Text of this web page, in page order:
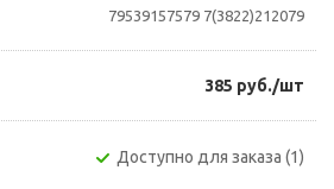
79539157579 7(3822)212079
385 руб./шт
Доступно для заказа (1)